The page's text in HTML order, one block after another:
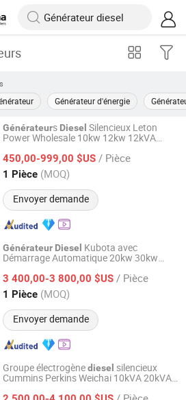
Générateur d'énergie
Générateurs Diesel Silencieux Leton
Power Wholesale 10kw 12kw 12kVA
électriques pour usage domestique
Générateur
450,00-999,00 $US / Pièce
1 Pièce (MOQ)
Envoyer demande
Ltd
Depuis 2020
Générateur Diesel Kubota avec
Démarrage Automatique 20kw 30kw
3 400,00-3 800,00 $US / Pièce
1 Pièce (MOQ)
Envoyer demande
Co., Ltd.
Depuis 2024
Groupe électrogènediesel silencieux
Cummins Perkins Weichai 10kVA 20kVA
Co., Ltd.